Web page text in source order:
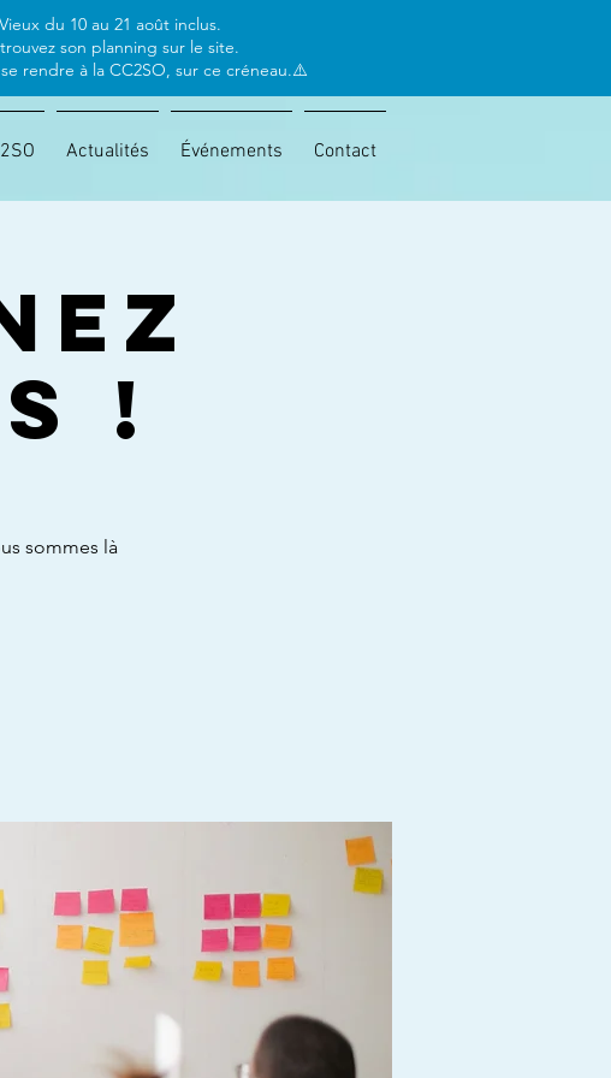
du 10 au 21 août inclus.
son planning sur le site.
rendre à la CC2SO, sur ce créneau.⚠️
Actualités Événements Contact
!
sommes là